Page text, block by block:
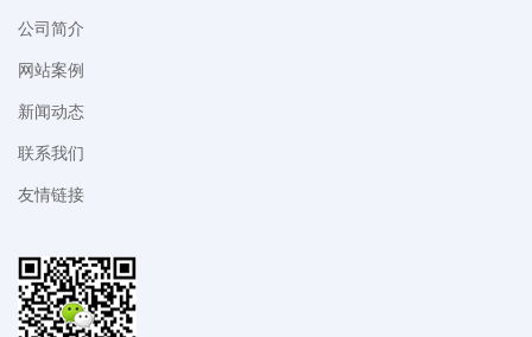
公司简介
网站案例
新闻动态
联系我们
友情链接